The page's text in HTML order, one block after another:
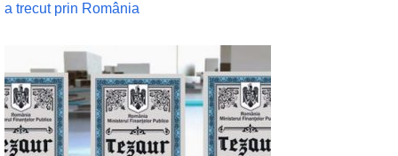
a trecut prin România